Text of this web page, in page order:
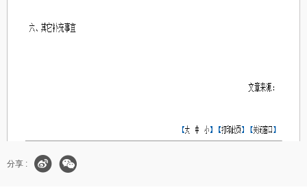
分享 :